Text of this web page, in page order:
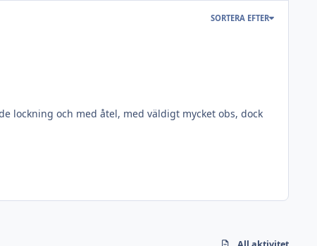
SORTERA EFTER
lockning och med åtel, med väldigt mycket obs, dock